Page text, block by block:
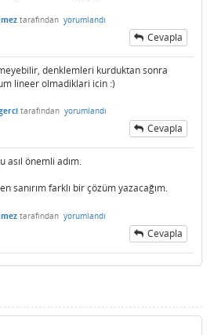
tarafından yorumlandı
Cevapla
denklemleri kurduktan sonra
lineer olmadiklari icin :)
tarafından yorumlandı
Cevapla
asıl önemli adım.
sanırım farklı bir çözüm yazacağım.
tarafından yorumlandı
Cevapla